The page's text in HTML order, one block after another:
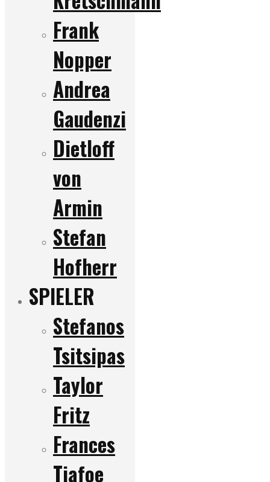
Frank
Nopper
Andrea
Gaudenzi
Dietloff
von
Armin
Stefan
Hofherr
SPIELER
Stefanos
Tsitsipas
Taylor
Fritz
Frances
Tiafoe